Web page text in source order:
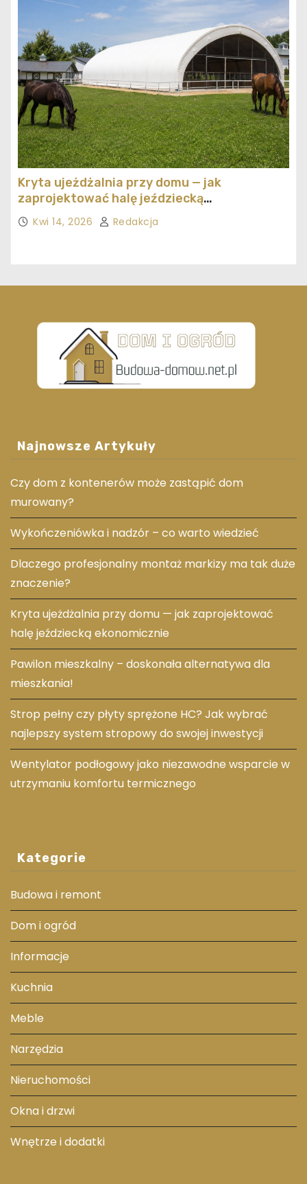
Kryta ujeżdżalnia przy domu — jak
zaprojektować halę jeździecką
ekonomicznie
Kwi 14, 2026 Redakcja
Najnowsze Artykuły
Czy dom z kontenerów może zastąpić dom
murowany?
Wykończeniówka i nadzór – co warto wiedzieć
Dlaczego profesjonalny montaż markizy ma tak duże
znaczenie?
Kryta ujeżdżalnia przy domu — jak zaprojektować
halę jeździecką ekonomicznie
Pawilon mieszkalny – doskonała alternatywa dla
mieszkania!
Strop pełny czy płyty sprężone HC? Jak wybrać
najlepszy system stropowy do swojej inwestycji
Wentylator podłogowy jako niezawodne wsparcie w
utrzymaniu komfortu termicznego
Kategorie
Budowa i remont
Dom i ogród
Informacje
Kuchnia
Meble
Narzędzia
Nieruchomości
Okna i drzwi
Wnętrze i dodatki